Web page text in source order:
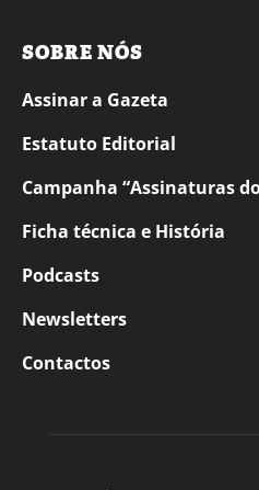
SOBRE NÓS
Assinar a Gazeta
Estatuto Editorial
Campanha “Assinaturas
Ficha técnica e História
Podcasts
Newsletters
Contactos